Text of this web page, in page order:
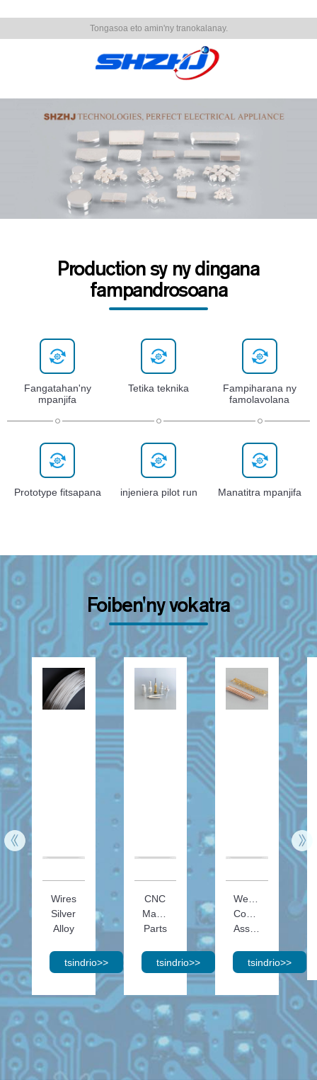
Tongasoa eto amin'ny tranokalanay.
Production sy ny dingana
fampandrosoana
Fangatahan'ny
mpanjifa
Tetika teknika
Fampiharana ny
famolavolana
Prototype fitsapana injeniera pilot run Manatitra mpanjifa
Foiben'ny vokatra
Wires
Silver
Alloy
tsindrio>>
CNC
Machining
Parts
tsindrio>>
Welding
Contact
tsindrio>>